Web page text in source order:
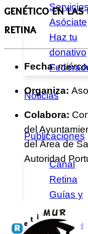
Asóciate
Haz tu
donativo
Noticias
Publicaciones
Canal
Retina
Guías y
Libros
genético en
retina
Fecha:
Organiza:
Colabora:
del
del Área de
Autoridad